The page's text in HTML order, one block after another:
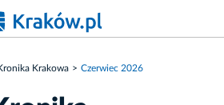
Krakowa Czerwiec 2026